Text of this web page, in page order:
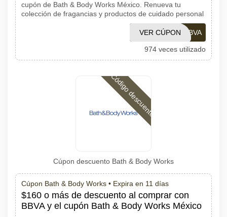
cupón de Bath & Body Works México. Renueva tu
colección de fragancias y productos de cuidado personal
MAYOBBVA
VER CÚPON
974 veces utilizado
Código descuento
Cúpon descuento Bath & Body Works
Cúpon Bath & Body Works • Expira en 11 días
$160 o más de descuento al comprar con
BBVA y el cupón Bath & Body Works México